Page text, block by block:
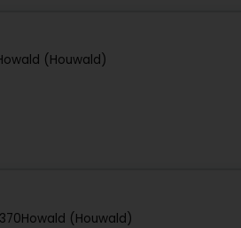
(Houwald)
Howald (Houwald)